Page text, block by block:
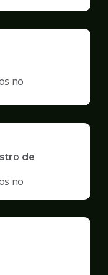
no
de
no